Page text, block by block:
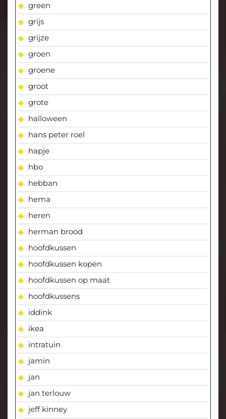
green
grijs
grijze
groen
groene
groot
grote
halloween
hans peter roel
hapje
hbo
hebban
hema
heren
herman brood
hoofdkussen
hoofdkussen kopen
hoofdkussen op maat
hoofdkussens
iddink
ikea
intratuin
jamin
jan
jan terlouw
jeff kinney